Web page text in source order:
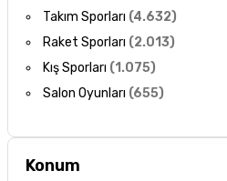
Takım Sporları (4.632)
Raket Sporları (2.013)
Kış Sporları (1.075)
Salon Oyunları (655)
Konum